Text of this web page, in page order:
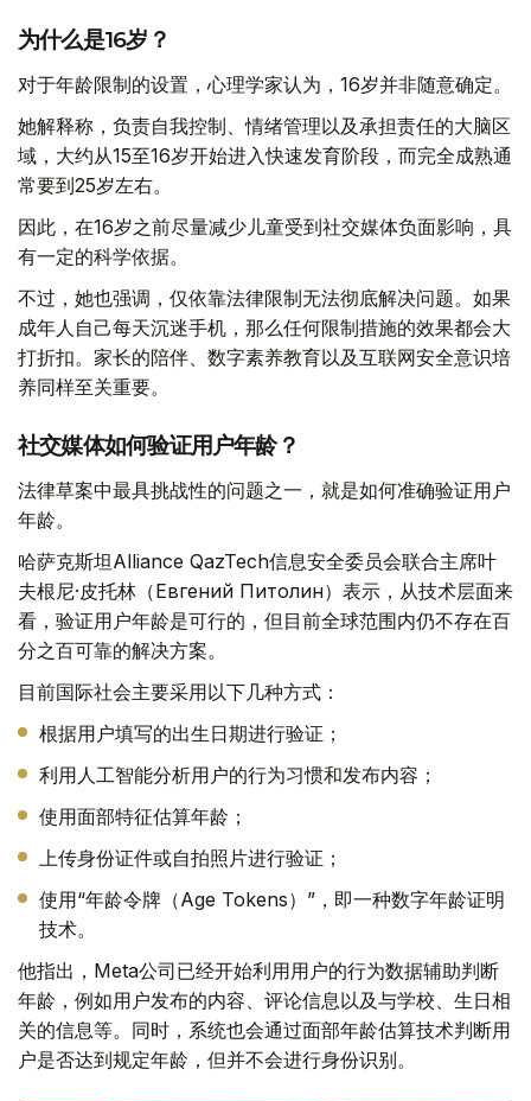
为什么是16岁？
对于年龄限制的设置，心理学家认为，16岁并非随意确定。
她解释称，负责自我控制、情绪管理以及承担责任的大脑区
域，大约从15至16岁开始进入快速发育阶段，而完全成熟通
常要到25岁左右。
因此，在16岁之前尽量减少儿童受到社交媒体负面影响，具
有一定的科学依据。
不过，她也强调，仅依靠法律限制无法彻底解决问题。如果
成年人自己每天沉迷手机，那么任何限制措施的效果都会大
打折扣。家长的陪伴、数字素养教育以及互联网安全意识培
养同样至关重要。
社交媒体如何验证用户年龄？
法律草案中最具挑战性的问题之一，就是如何准确验证用户
年龄。
哈萨克斯坦Alliance QazTech信息安全委员会联合主席叶
夫根尼·皮托林（Евгений Питолин）表示，从技术层面来
看，验证用户年龄是可行的，但目前全球范围内仍不存在百
分之百可靠的解决方案。
目前国际社会主要采用以下几种方式：
根据用户填写的出生日期进行验证；
利用人工智能分析用户的行为习惯和发布内容；
使用面部特征估算年龄；
上传身份证件或自拍照片进行验证；
使用“年龄令牌（Age Tokens）”，即一种数字年龄证明
技术。
他指出，Meta公司已经开始利用用户的行为数据辅助判断
年龄，例如用户发布的内容、评论信息以及与学校、生日相
关的信息等。同时，系统也会通过面部年龄估算技术判断用
户是否达到规定年龄，但并不会进行身份识别。